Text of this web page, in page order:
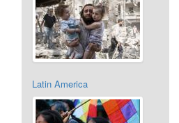
Latin America